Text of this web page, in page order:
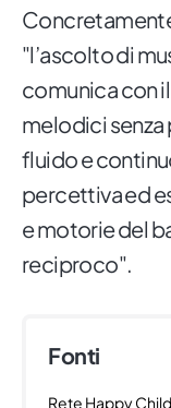
"l’ascolto di
comunica con
melodici senza
fluido e
percettiva ed
e motorie del
reciproco".
Fonti
Rete Happy Child